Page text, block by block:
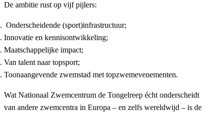
De ambitie rust op vijf pijlers:
Onderscheidende (sport)infrastructuur;
Innovatie en kennisontwikkeling;
Maatschappelijke impact;
Van talent naar topsport;
Toonaangevende zwemstad met topzwemevenementen.
Wat Nationaal Zwemcentrum de Tongelreep écht onderscheidt
van andere zwemcentra in Europa – en zelfs wereldwijd – is de